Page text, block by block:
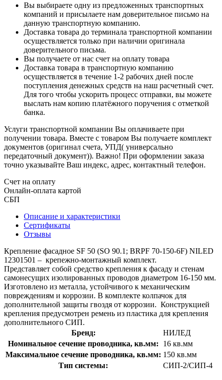
Вы выбираете одну из предложенных транспортных
компаний и присылаете нам доверительное письмо на
данную транспортную компанию.
Доставка товара до терминала транспортной компании
осуществляется только при наличии оригинала
доверительного письма.
Вы получаете от нас счет на оплату товара
Доставка товара в транспортную компанию
осуществляется в течение 1-2 рабочих дней после
поступления денежных средств на наш расчетный счет.
Для того чтобы ускорить процесс отправки, вы можете
выслать нам копию платёжного поручения с отметкой
банка.
Услуги транспортной компании Вы оплачиваете при
получении товара. Вместе с товаром Вы получаете комплект
документов (оригинал счета, УПД( универсально
передаточный документ)). Важно! При оформлении заказа
точно указывайте Ваш индекс, адрес, контактный телефон.
Счет на оплату
Онлайн-оплата картой
СБП
Описание и характеристики
Сертификаты
Отзывы
Крепление фасадное SF 50 (SO 90.1; BRPF 70-150-6F) NILED
12301501 – крепежно-монтажный комплект.
Представляет собой средство крепления к фасаду и стенам
самонесущих изолированных проводов диаметром 16-150 мм.
Изготовлено из металла, устойчивого к механическим
повреждениям и коррозии. В комплекте колпачок для
дополнительной защиты гвоздя от коррозии. Конструкцией
крепления предусмотрен ремень из пластика для крепления
дополнительного СИП.
Бренд:
НИЛЕД
Номинальное сечение проводника, кв.мм:
16 кв.мм
Максимальное сечение проводника, кв.мм: 150 кв.мм
Тип системы:
СИП-2/СИП-4